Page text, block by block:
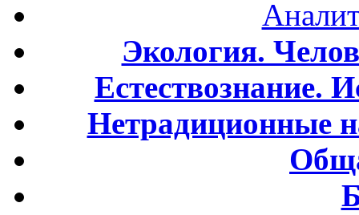
Экология.
Естествознание.
Нетрадиционные